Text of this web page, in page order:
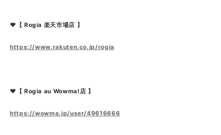
❤【 Rogia 楽天市場店 】
https://www.rakuten.co.jp/rogia
❤【 Rogia au Wowma!店 】
https://wowma.jp/user/49616666